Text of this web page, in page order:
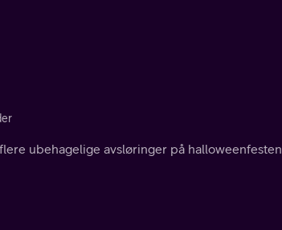
ubehagelige avsløringer på